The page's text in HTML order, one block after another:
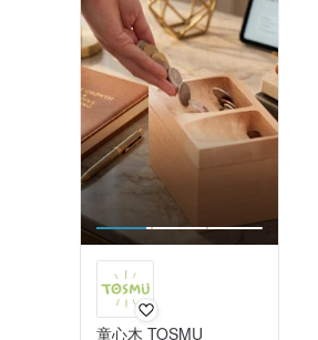
童心木 TOSMU